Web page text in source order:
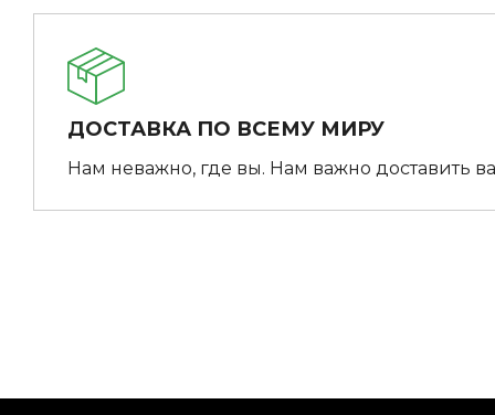
ДОСТАВКА ПО ВСЕМУ МИРУ
Нам неважно, где вы. Нам важно доставить